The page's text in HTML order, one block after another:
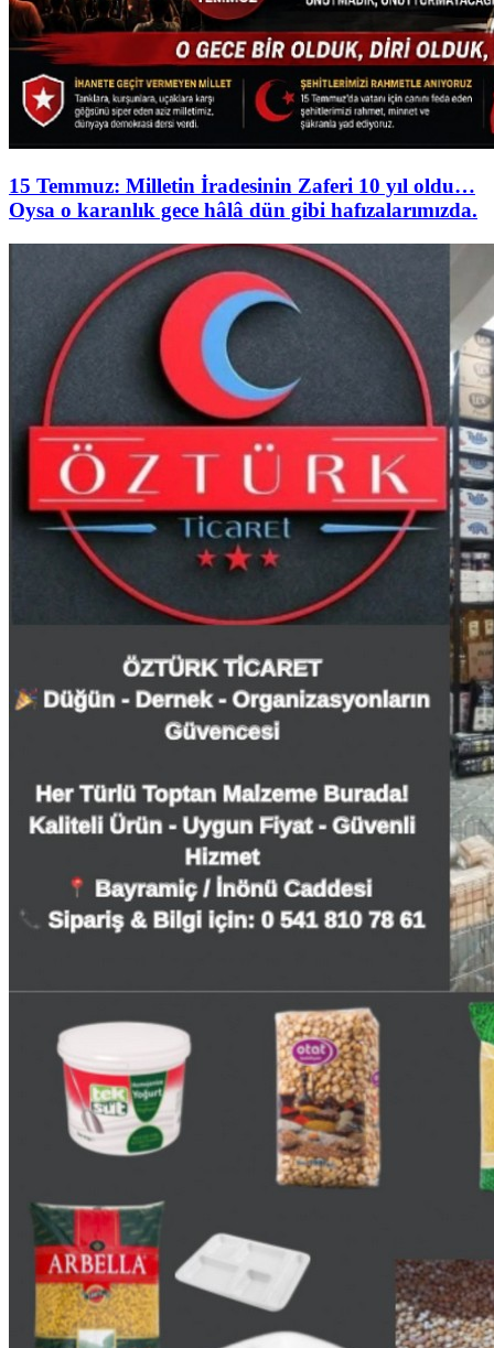
15 Temmuz: Milletin İradesinin Zaferi 10 yıl oldu…
Oysa o karanlık gece hâlâ dün gibi hafızalarımızda.